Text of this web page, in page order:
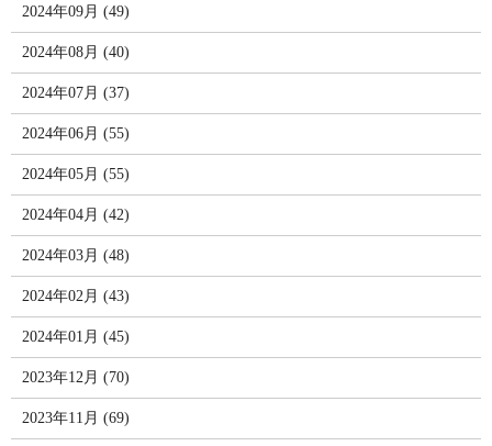
2024年09月 (49)
2024年08月 (40)
2024年07月 (37)
2024年06月 (55)
2024年05月 (55)
2024年04月 (42)
2024年03月 (48)
2024年02月 (43)
2024年01月 (45)
2023年12月 (70)
2023年11月 (69)